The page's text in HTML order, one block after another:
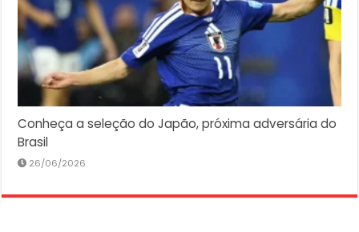
Conheça a seleção do Japão, próxima adversária do
Brasil
26/06/2026